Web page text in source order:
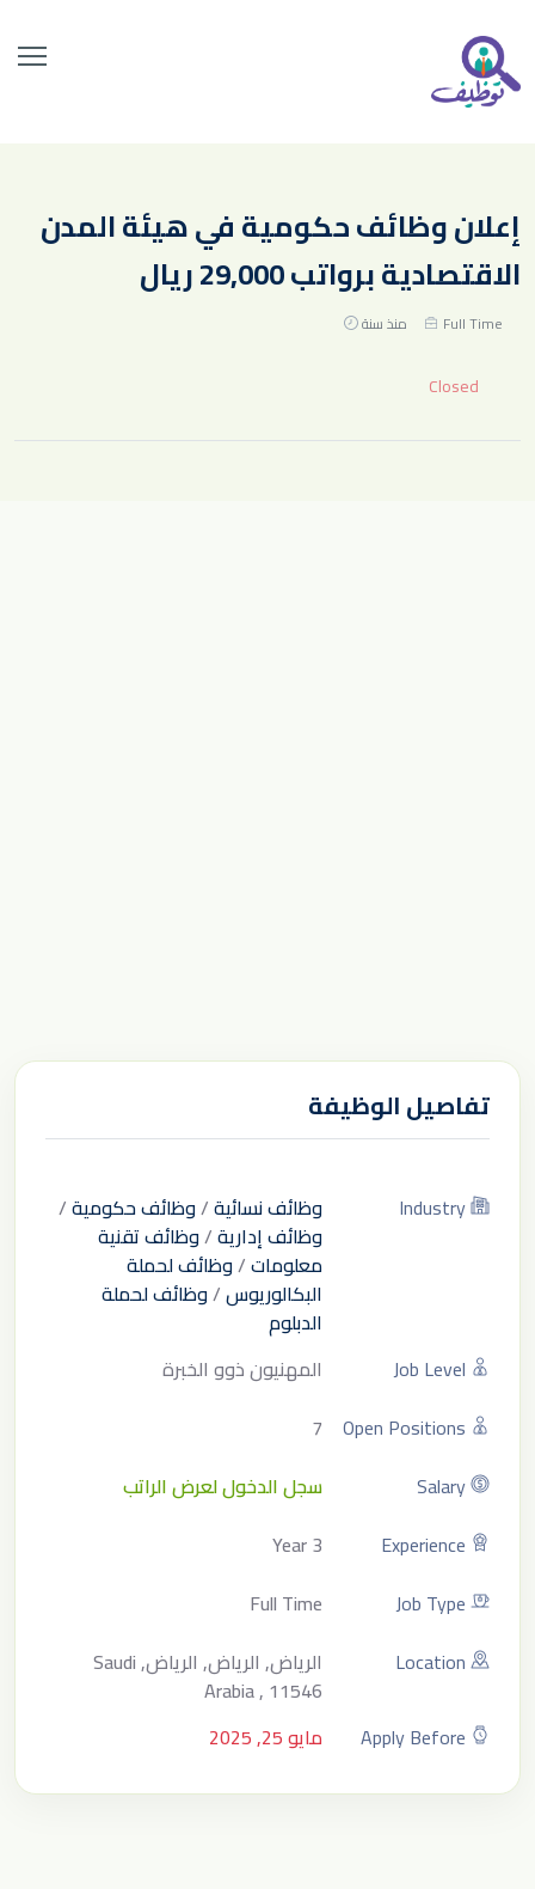
إعلان وظائف حكومية في هيئة المدن
الاقتصادية برواتب 29,000 ريال
Full Time منذ سنة
Closed
تفاصيل الوظيفة
Industry وظائف نسائية/وظائف حكومية/
وظائف إدارية/وظائف تقنية
معلومات/وظائف لحملة
البكالوريوس/وظائف لحملة
الدبلوم
Job Level
المهنيون ذوو الخبرة
Open Positions
7
Salary
سجل الدخول لعرض الراتب
Experience
3 Year
Job Type
Full Time
Location
الرياض, الرياض, الرياض, Saudi
Arabia , 11546
Apply Before
مايو 25, 2025